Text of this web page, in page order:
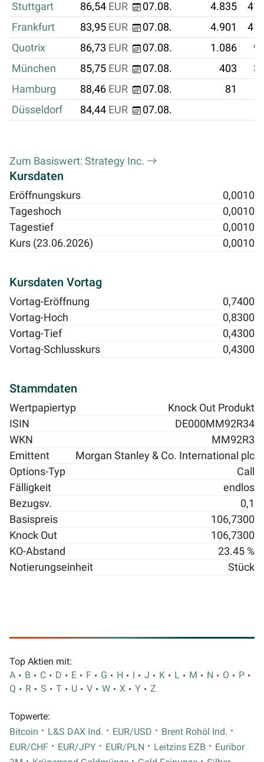
Stuttgart
86,54 EUR 07.08. 4.835
Frankfurt
83,95 EUR 07.08. 4.901
Quotrix
86,73 EUR 07.08. 1.086
München
85,75 EUR 07.08. 403
Hamburg
88,46 EUR 07.08. 81
Düsseldorf
84,44 EUR 07.08.
Zum Basiswert: Strategy Inc.
Kursdaten
Eröffnungskurs
0,0010
Tageshoch
0,0010
Tagestief
0,0010
Kurs (23.06.2026)
0,0010
Kursdaten Vortag
Vortag-Eröffnung
0,7400
Vortag-Hoch
0,8300
Vortag-Tief
0,4300
Vortag-Schlusskurs
0,4300
Stammdaten
Wertpapiertyp
Knock Out Produkt
ISIN
DE000MM92R34
WKN
MM92R3
Emittent
Morgan Stanley & Co. International plc
Options-Typ
Call
Fälligkeit
endlos
Bezugsv.
0,1
Basispreis
106,7300
Knock Out
106,7300
KO-Abstand
23.45 %
Notierungseinheit
Stück
Top Aktien mit:
A
B C D E F G H I J K L M N O
P
Q
R S T U V W X Y Z
Topwerte:
Bitcoin
L&S DAX Ind. EUR/USD
Brent Rohöl Ind.
EUR/CHF
EUR/JPY EUR/PLN Leitzins EZB
Euribor